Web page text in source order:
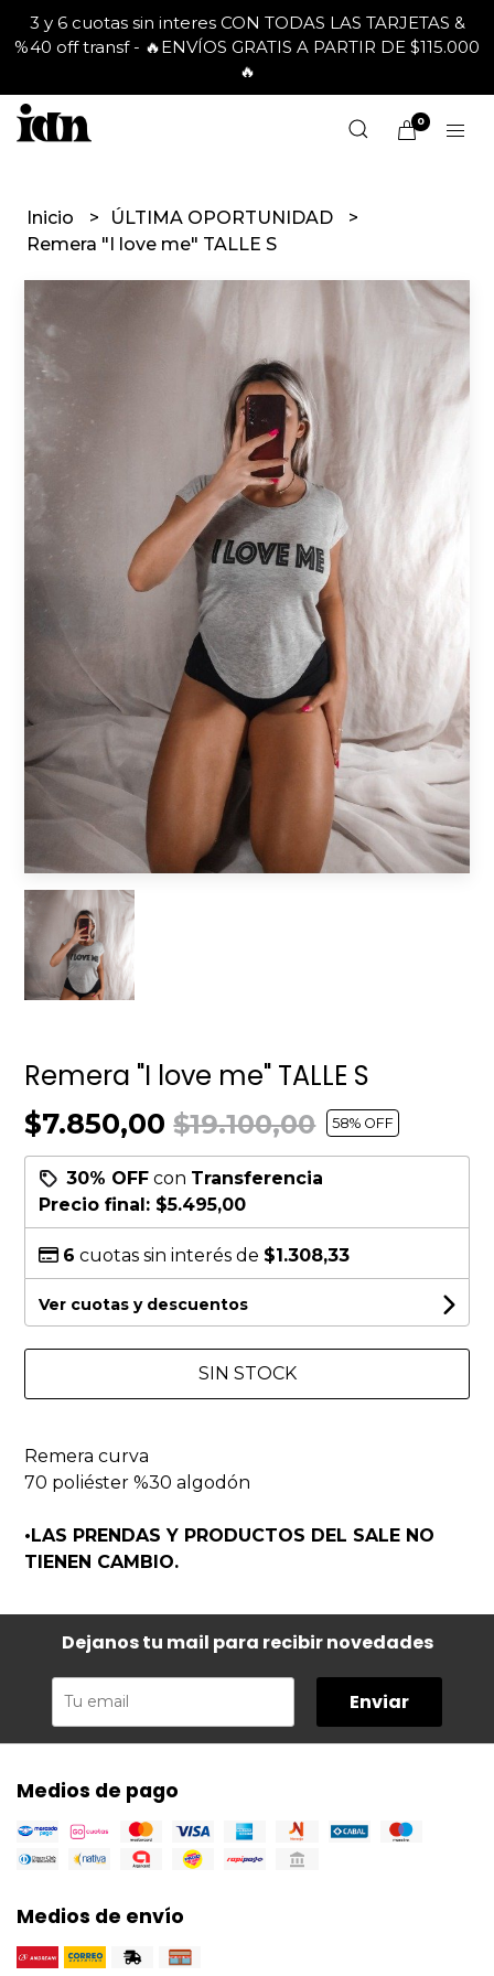
3 y 6 cuotas sin interes CON TODAS LAS TARJETAS &
%40 off transf - 🔥ENVÍOS GRATIS A PARTIR DE $115.000
🔥
0
Inicio
ÚLTIMA OPORTUNIDAD
Remera "I love me" TALLE S
Remera "I love me" TALLE S
$7.850,00$19.100,00 58% OFF
30% OFF con Transferencia
Precio final: $5.495,00
6 cuotas sin interés de $1.308,33
Ver cuotas y descuentos
SIN STOCK
Remera curva
70 poliéster %30 algodón
•LAS PRENDAS Y PRODUCTOS DEL SALE NO
TIENEN CAMBIO.
Dejanos tu mail para recibir novedades
Enviar
Medios de pago
Medios de envío